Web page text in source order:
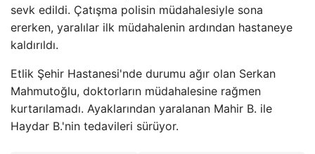
sevk edildi. Çatışma polisin müdahalesiyle sona
ererken, yaralılar ilk müdahalenin ardından hastaneye
kaldırıldı.
Etlik Şehir Hastanesi'nde durumu ağır olan Serkan
Mahmutoğlu, doktorların müdahalesine rağmen
kurtarılamadı. Ayaklarından yaralanan Mahir B. ile
Haydar B.'nin tedavileri sürüyor.